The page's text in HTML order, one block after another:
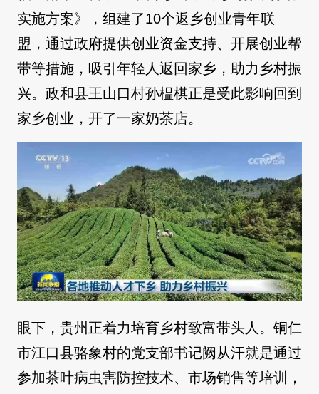
实施方案》，组建了10个返乡创业青年联
盟，通过政府提供创业资金支持、开展创业帮
带等措施，吸引年轻人返回家乡，助力乡村振
兴。政和县王山口村孙榅棋正是受此影响回到
家乡创业，开了一家奶茶店。
眼下，贵州正着力培育乡村致富带头人。铜仁
市江口县骆象村的党支部书记阙从汗就是通过
参加茶叶病虫害防控技术、市场销售等培训，